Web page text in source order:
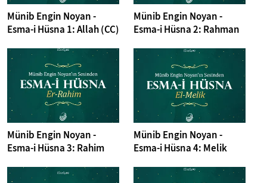
Münib Engin Noyan -
Esma-i Hüsna 1: Allah (CC)
Münib Engin Noyan -
Esma-i Hüsna 2: Rahman
Münib Engin Noyan -
Esma-i Hüsna 3: Rahim
Münib Engin Noyan -
Esma-i Hüsna 4: Melik